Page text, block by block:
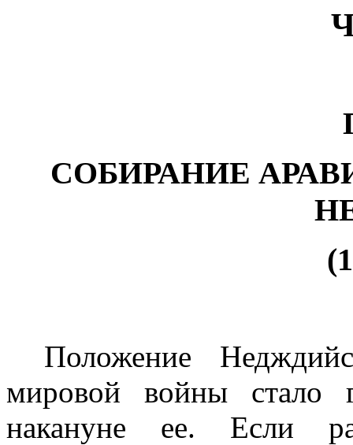
СОБИРАНИЕ
Положение
мировой войны стало
накануне ее. Если